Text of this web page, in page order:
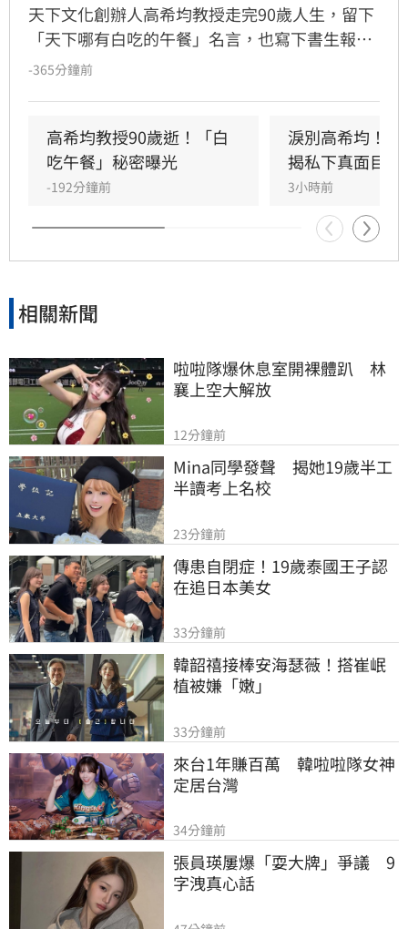
天下文化創辦人高希均教授走完90歲人生，留下
「天下哪有白吃的午餐」名言，也寫下書生報國
傳奇。13歲躲戰亂來台，一家七口擠在南港三坪
票」留學，改變一生。
-365分鐘前
高希均教授90歲逝！「白
吃午餐」秘密曝光
-192分鐘前
淚別高希均！
揭私下真面目
3小時前
相關新聞
啦啦隊爆休息室開裸體趴　林
襄上空大解放
12分鐘前
Mina同學發聲　揭她19歲半工
半讀考上名校
23分鐘前
傳患自閉症！19歲泰國王子認
在追日本美女
33分鐘前
韓韶禧接棒安海瑟薇！搭崔岷
植被嫌「嫩」
33分鐘前
來台1年賺百萬　韓啦啦隊女神
定居台灣
34分鐘前
張員瑛屢爆「耍大牌」爭議　9
字洩真心話